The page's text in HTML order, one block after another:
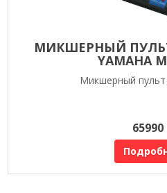
МИКШЕРНЫЙ
YAMAHA
Микшерный
65990